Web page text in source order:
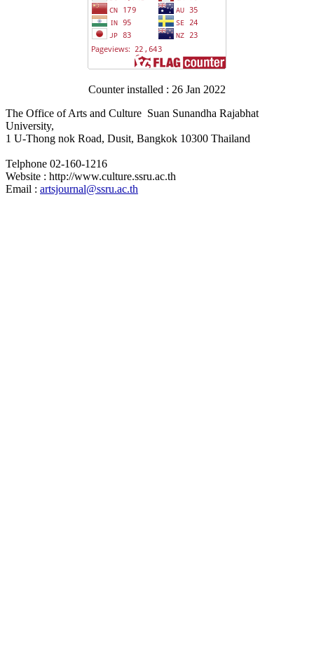
Counter installed : 26 Jan 2022
The Office of Arts and Culture Suan Sunandha Rajabhat
University,
1 U-Thong nok Road, Dusit, Bangkok 10300 Thailand
Telphone 02-160-1216
Website : http://www.culture.ssru.ac.th
Email : artsjournal@ssru.ac.th